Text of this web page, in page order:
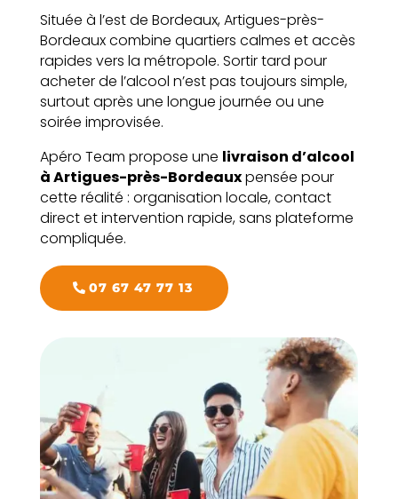
Située à l’est de Bordeaux, Artigues-près-
Bordeaux combine quartiers calmes et accès
rapides vers la métropole. Sortir tard pour
acheter de l’alcool n’est pas toujours simple,
surtout après une longue journée ou une
soirée improvisée.
Apéro Team propose une livraison d’alcool
à Artigues-près-Bordeauxpensée pour
cette réalité : organisation locale, contact
direct et intervention rapide, sans plateforme
compliquée.
07 67 47 77 13